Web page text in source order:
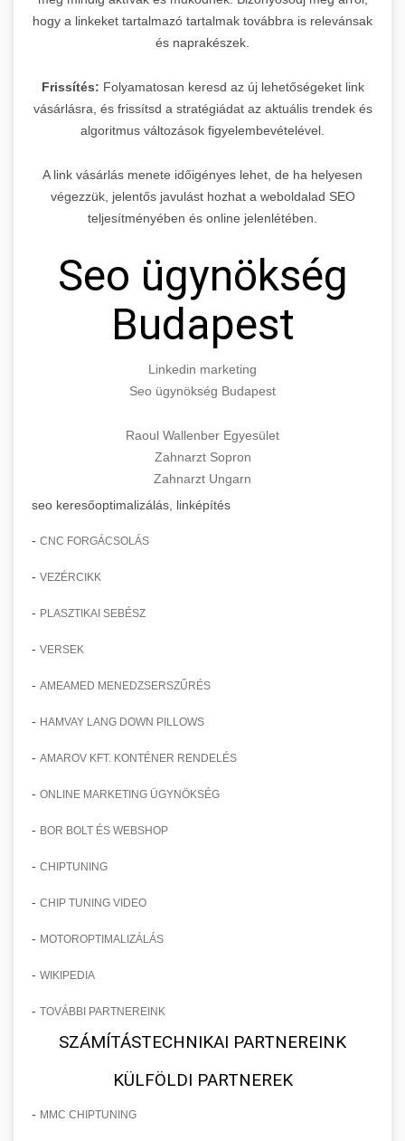
hogy a linkeket tartalmazó tartalmak továbbra is relevánsak
és naprakészek.
Frissítés: Folyamatosan keresd az új lehetőségeket link
vásárlásra, és frissítsd a stratégiádat az aktuális trendek és
algoritmus változások figyelembevételével.
A link vásárlás menete időigényes lehet, de ha helyesen
végezzük, jelentős javulást hozhat a weboldalad SEO
teljesítményében és online jelenlétében.
Seo ügynökség
Budapest
Linkedin marketing
Seo ügynökség Budapest
Raoul Wallenber Egyesület
Zahnarzt Sopron
Zahnarzt Ungarn
seo keresőoptimalizálás, linképítés
- CNC FORGÁCSOLÁS
- VEZÉRCIKK
- PLASZTIKAI SEBÉSZ
- VERSEK
- AMEAMED MENEDZSERSZŰRÉS
- HAMVAY LANG DOWN PILLOWS
- AMAROV KFT. KONTÉNER RENDELÉS
- ONLINE MARKETING ÜGYNÖKSÉG
- BOR BOLT ÉS WEBSHOP
- CHIPTUNING
- CHIP TUNING VIDEO
- MOTOROPTIMALIZÁLÁS
- WIKIPEDIA
- TOVÁBBI PARTNEREINK
SZÁMÍTÁSTECHNIKAI PARTNEREINK
KÜLFÖLDI PARTNEREK
- MMC CHIPTUNING